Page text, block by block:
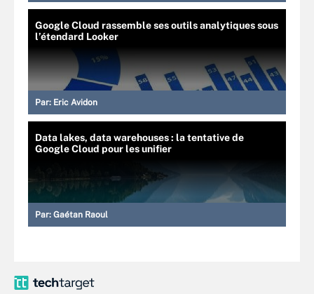
Google Cloud rassemble ses outils analytiques sous
l’étendard Looker
Par: Eric Avidon
Data lakes, data warehouses : la tentative de
Google Cloud pour les unifier
Par: Gaétan Raoul